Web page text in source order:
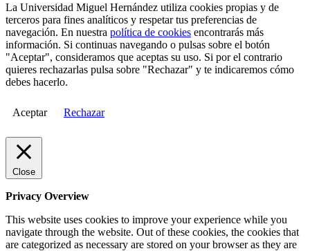
La Universidad Miguel Hernández utiliza cookies propias y de
terceros para fines analíticos y respetar tus preferencias de
navegación. En nuestra política de cookies encontrarás más
información. Si continuas navegando o pulsas sobre el botón
"Aceptar", consideramos que aceptas su uso. Si por el contrario
quieres rechazarlas pulsa sobre "Rechazar" y te indicaremos cómo
debes hacerlo.
Aceptar Rechazar
Close
Privacy Overview
This website uses cookies to improve your experience while you
navigate through the website. Out of these cookies, the cookies that
are categorized as necessary are stored on your browser as they are